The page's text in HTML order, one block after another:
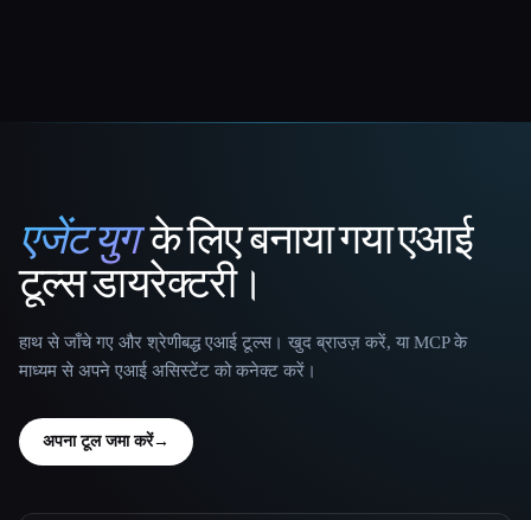
That AI Collection
एजेंट युगके लिए बनाया गया एआई
टूल्स डायरेक्टरी।
हाथ से जाँचे गए और श्रेणीबद्ध एआई टूल्स। खुद ब्राउज़ करें, या MCP के
माध्यम से अपने एआई असिस्टेंट को कनेक्ट करें।
अपना टूल जमा करें→